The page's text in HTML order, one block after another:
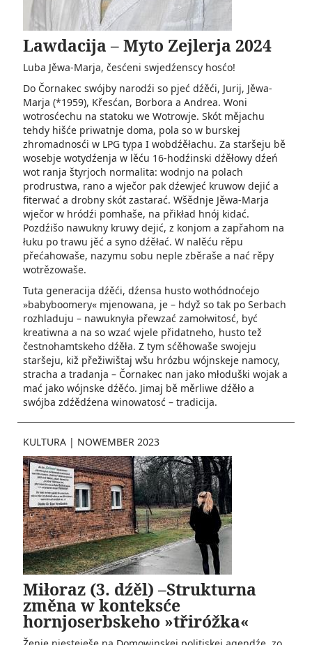
Lawdacija – Myto Zejlerja 2024
Luba Jěwa-Marja, česćeni swjedźenscy hosćo!
Do Čornakec swójby narodźi so pjeć dźěći, Jurij, Jěwa-
Marja (*1959), Křesćan, Borbora a Andrea. Woni
wotrosćechu na statoku we Wotrowje. Skót mějachu
tehdy hišće priwatnje doma, pola so w burskej
zhromadnosći w LPG typa I wobdźěłachu. Za staršeju bě
wosebje wotydźenja w lěću 16-hodźinski dźěłowy dźeń
wot ranja štyrjoch normalita: wodnjo na polach
prodrustwa, rano a wječor pak dźewjeć kruwow dejić a
fiterwać a drobny skót zastarać. Wšědnje Jěwa-Marja
wječor w hródźi pomhaše, na přikład hnój kidać.
Pozdźišo nawukny kruwy dejić, z konjom a zapřahom na
łuku po trawu jěć a syno dźěłać. W nalěću rěpu
přećahowaše, nazymu sobu neple zběraše a nać rěpy
wotrězowaše.
Tuta generacija dźěći, dźensa husto wothódnoćejo
»babyboomery« mjenowana, je – hdyž so tak po Serbach
rozhladuju – nawuknyła přewzać zamołwitosć, być
kreatiwna a na so wzać wjele přidatneho, husto tež
čestnohamtskeho dźěła. Z tym sćěhowaše swojeju
staršeju, kiž přežiwištaj wšu hrózbu wójnskeje namocy,
stracha a tradanja – Čornakec nan jako młoduški wojak a
mać jako wójnske dźěćo. Jimaj bě měrliwe dźěło a
swójba zdźědźena winowatosć – tradicija.
KULTURA | NOWEMBER 2023
Miłoraz (3. dźěl) –Strukturna
změna w konteksće
hornjoserbskeho »třiróžka«